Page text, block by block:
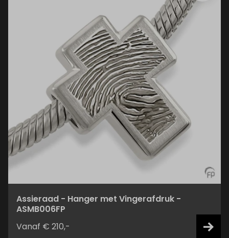
Assieraad - Hanger met Vingerafdruk -
ASMB006FP
Vanaf € 210,-